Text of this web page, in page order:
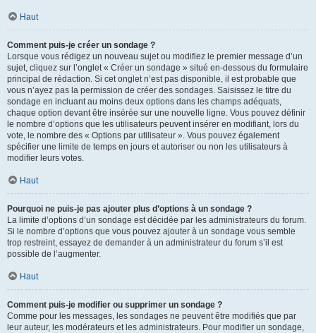
Haut
Comment puis-je créer un sondage ?
Lorsque vous rédigez un nouveau sujet ou modifiez le premier message d’un
sujet, cliquez sur l’onglet « Créer un sondage » situé en-dessous du formulaire
principal de rédaction. Si cet onglet n’est pas disponible, il est probable que
vous n’ayez pas la permission de créer des sondages. Saisissez le titre du
sondage en incluant au moins deux options dans les champs adéquats,
chaque option devant être insérée sur une nouvelle ligne. Vous pouvez définir
le nombre d’options que les utilisateurs peuvent insérer en modifiant, lors du
vote, le nombre des « Options par utilisateur ». Vous pouvez également
spécifier une limite de temps en jours et autoriser ou non les utilisateurs à
modifier leurs votes.
Haut
Pourquoi ne puis-je pas ajouter plus d’options à un sondage ?
La limite d’options d’un sondage est décidée par les administrateurs du forum.
Si le nombre d’options que vous pouvez ajouter à un sondage vous semble
trop restreint, essayez de demander à un administrateur du forum s’il est
possible de l’augmenter.
Haut
Comment puis-je modifier ou supprimer un sondage ?
Comme pour les messages, les sondages ne peuvent être modifiés que par
leur auteur, les modérateurs et les administrateurs. Pour modifier un sondage,